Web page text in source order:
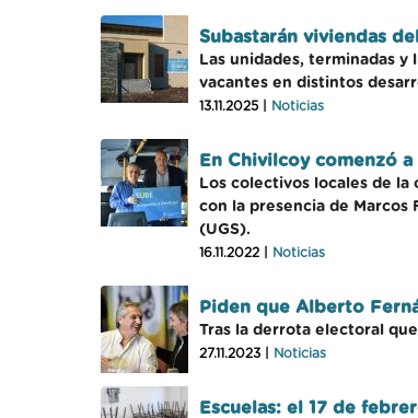
Subastarán viviendas
Las unidades, terminadas y
vacantes en distintos
13.11.2025 | Noticias
En Chivilcoy comenzó
Los colectivos locales de la
con la presencia de Marcos
(UGS).
16.11.2022 | Noticias
Piden que Alberto
Tras la derrota electoral
27.11.2023 | Noticias
Escuelas: el 17 de